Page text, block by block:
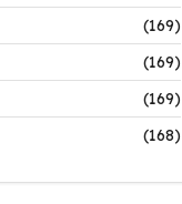
(169)
(169)
(169)
(168)